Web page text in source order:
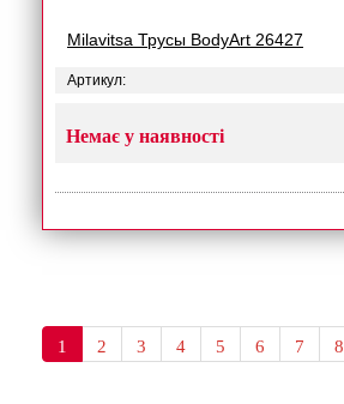
Milavitsa Трусы BodyArt 26427
Артикул:
Немає у наявності
1 2 3 4 5 6 7 8